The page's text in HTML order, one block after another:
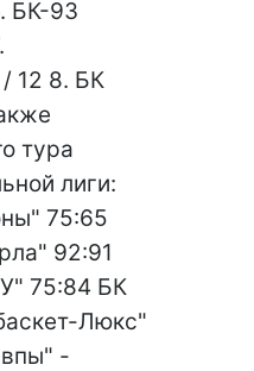
БК-93
12 8. БК
тура
лиги:
75:65
92:91
75:84 БК
Люкс"
-